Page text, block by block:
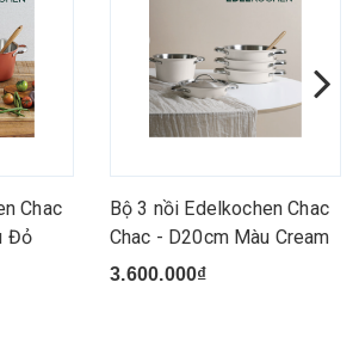
Chac
Đỏ
Bộ 3 nồi Edelkochen Chac
Chac - D20cm Màu Cream
3.600.000₫